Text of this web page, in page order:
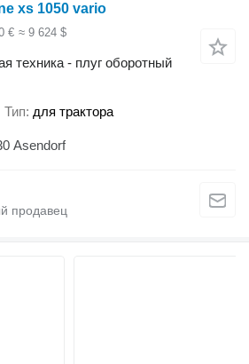
xs 1050 vario
€ ≈ 9 624 $
техника - плуг оборотный
Тип для трактора
Asendorf